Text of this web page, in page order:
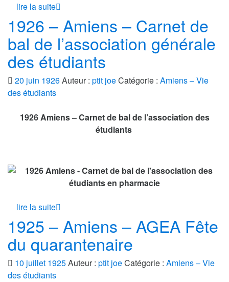
lire la suite
1926 – Amiens – Carnet de
bal de l’association générale
des étudiants
20 juin 1926Auteur : ptit joeCatégorie : Amiens – Vie
des étudiants
1926 Amiens – Carnet de bal de l’association des
étudiants
lire la suite
1925 – Amiens – AGEA Fête
du quarantenaire
10 juillet 1925Auteur : ptit joeCatégorie : Amiens – Vie
des étudiants